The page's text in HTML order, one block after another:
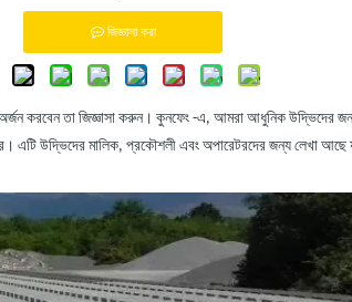
জিজ্ঞাসা করা
অর্জন করবেন তা জিজ্ঞাসা করুন। কুনফেং -এ, আমরা আধুনিক উদ্ভিদের
এটি উদ্ভিদের মালিক, প্রকৌশলী এবং অপারেটরদের জন্য লেখা